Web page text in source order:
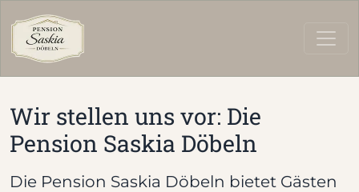
Startseite
Über uns
Wir stellen uns vor: Die
Pension Saskia Döbeln
Die Pension Saskia Döbeln bietet Gästen